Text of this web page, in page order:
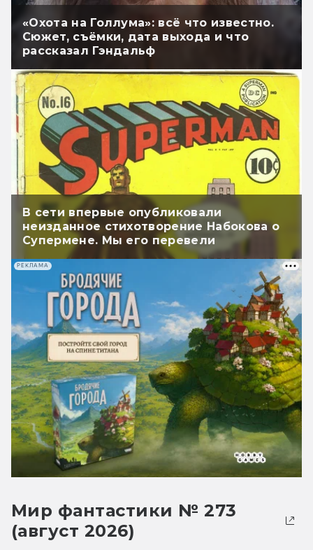
«Охота на Голлума»: всё что известно.
Сюжет, съёмки, дата выхода и что
рассказал Гэндальф
В сети впервые опубликовали
неизданное стихотворение Набокова о
Супермене. Мы его перевели
РЕКЛАМА
Мир фантастики № 273
(август 2026)